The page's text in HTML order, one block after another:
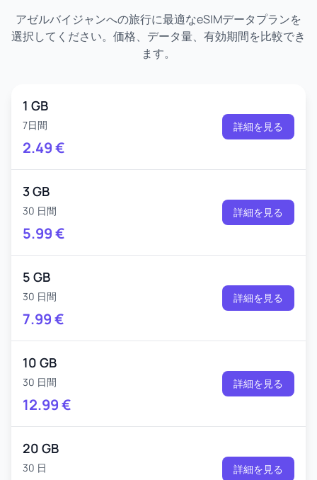
アゼルバイジャンへの旅行に最適なeSIMデータプランを
選択してください。価格、データ量、有効期間を比較でき
ます。
1 GB
7日間
2.49€
詳細を見る
3 GB
30 日間
5.99€
詳細を見る
5 GB
30 日間
7.99€
詳細を見る
10 GB
30 日間
12.99€
詳細を見る
20 GB
30 日 詳細を見る